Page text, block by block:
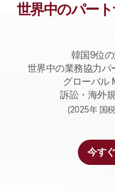
世界中のパー
韓国9位
世界中の業務協力パ
グローバル
訴訟・海外
(2025年 国
今す